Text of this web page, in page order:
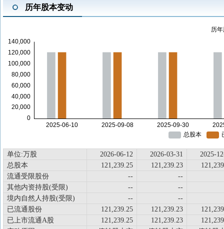
历年股本变动
单位:万股 2026-06-12 2026-03-31
2025-
总股本
121,239.25 121,239.23
流通受限股份
--
--
其他内资持股(受限)
--
--
境内自然人持股(受限)
--
--
已流通股份
121,239.25 121,239.23
已上市流通A股
121,239.25 121,239.23